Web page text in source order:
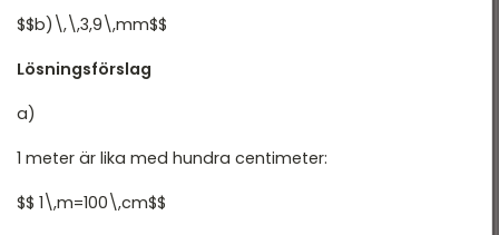
$$b)\,\,3,9\,mm$$
Lösningsförslag
a)
1 meter är lika med hundra centimeter:
$$ 1\,m=100\,cm$$